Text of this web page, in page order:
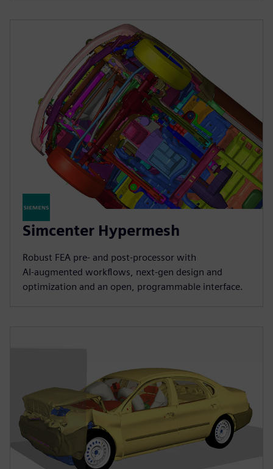
Simcenter Hypermesh
Robust FEA pre‑ and post‑processor with
AI‑augmented workflows, next‑gen design and
optimization and an open, programmable interface.